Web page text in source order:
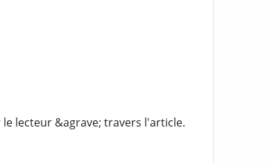
lecteur &agrave; travers l'article.